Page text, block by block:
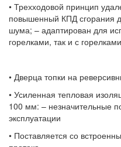
• Трехходовой принцип
повышенный КПД сгорания
шума; – адаптирован для
горелками, так и с
• Дверца топки на
• Усиленная тепловая
100 мм: – незначительные
эксплуатации
• Поставляется со